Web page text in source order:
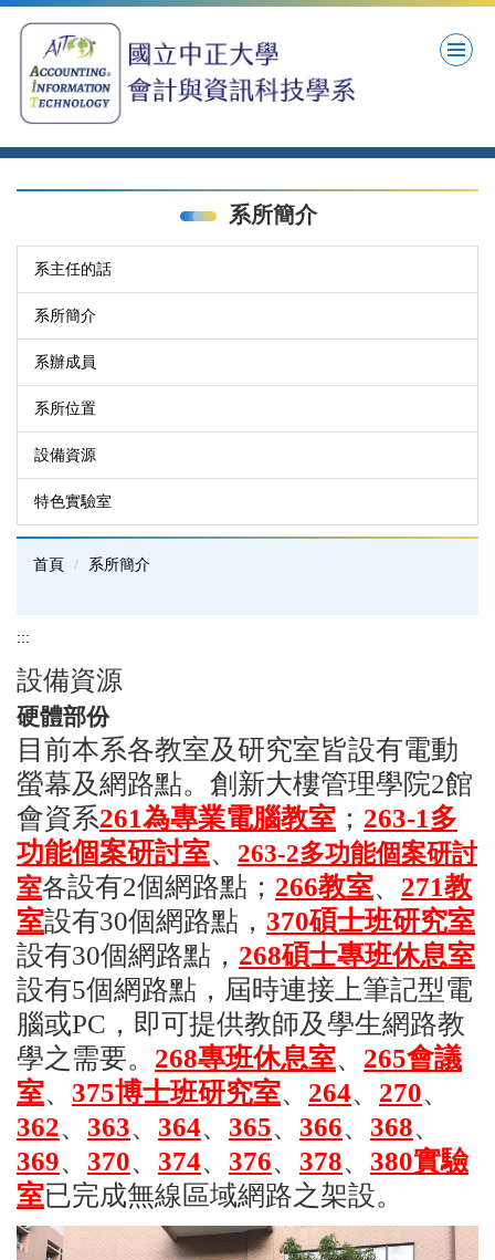
到
區
系所簡介
系主任的話
系所簡介
系辦成員
系所位置
設備資源
特色實驗室
首頁 系所簡介
:::
設備資源
硬體部份
目前本系各教室及研究室皆設有電動
螢幕及網路點。創新大樓管理學院2館
會資系261為專業電腦教室 ； 263-1多
功能個案研討室、 263-2多功能個案研討
室各設有2個網路點； 266教室、 271教
室設有30個網路點， 370碩士班研究室
設有30個網路點， 268碩士專班休息室
設有5個網路點，屆時連接上筆記型電
腦或PC，即可提供教師及學生網路教
學之需要。 268專班休息室、 265會議
室、 375博士班研究室、 264、 270、
362、 363、 364、 365、 366、 368、
369、 370、 374、 376、 378、 380實驗
室已完成無線區域網路之架設。